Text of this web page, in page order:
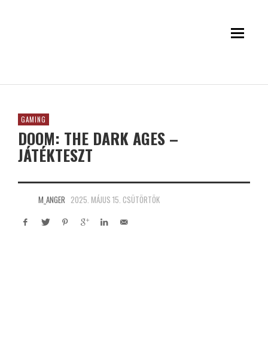
GAMING
DOOM: THE DARK AGES –
JÁTÉKTESZT
M_ANGER 2025. MÁJUS 15. CSÜTÖRTÖK